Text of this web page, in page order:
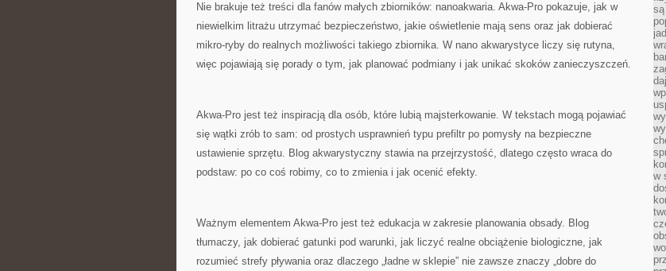
Nie brakuje też treści dla fanów małych zbiorników: nanoakwaria. Akwa-Pro pokazuje, jak w
niewielkim litrażu utrzymać bezpieczeństwo, jakie oświetlenie mają sens oraz jak dobierać
mikro-ryby do realnych możliwości takiego zbiornika. W nano akwarystyce liczy się rutyna,
więc pojawiają się porady o tym, jak planować podmiany i jak unikać skoków zanieczyszczeń.
Akwa-Pro jest też inspiracją dla osób, które lubią majsterkowanie. W tekstach mogą pojawiać
się wątki zrób to sam: od prostych usprawnień typu prefiltr po pomysły na bezpieczne
ustawienie sprzętu. Blog akwarystyczny stawia na przejrzystość, dlatego często wraca do
podstaw: po co coś robimy, co to zmienia i jak ocenić efekty.
Ważnym elementem Akwa-Pro jest też edukacja w zakresie planowania obsady. Blog
tłumaczy, jak dobierać gatunki pod warunki, jak liczyć realne obciążenie biologiczne, jak
rozumieć strefy pływania oraz dlaczego „ładne w sklepie” nie zawsze znaczy „dobre do
w